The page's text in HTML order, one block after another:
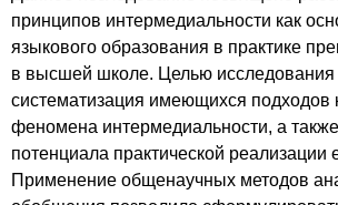
принципов интермедиальности как
языкового образования в практике
в высшей школе. Целью исследования
систематизация имеющихся под­ходов
феномена интермедиальности, а
потенциала практической реализации
Применение общенаучных методов